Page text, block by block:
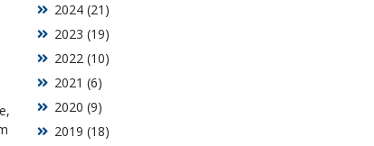
2019 (18)
2020 (9)
2021 (6)
2022 (10)
2023 (19)
2024 (21)